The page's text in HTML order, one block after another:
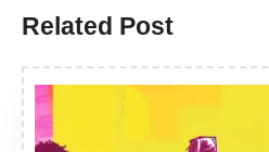
Related Post